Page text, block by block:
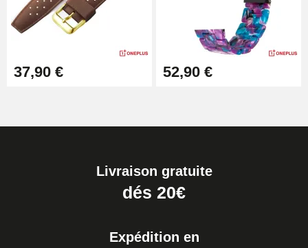
37,90 € 52,90 €
Livraison gratuite
dés 20€
Expédition en